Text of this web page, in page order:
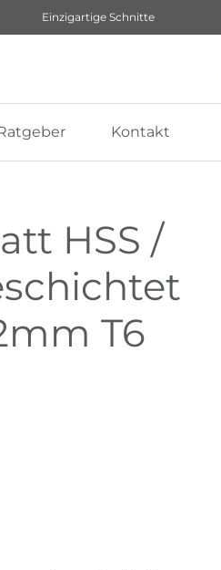
Einzigartige Schnitte
Kontakt
HSS /
T6
€
TiN